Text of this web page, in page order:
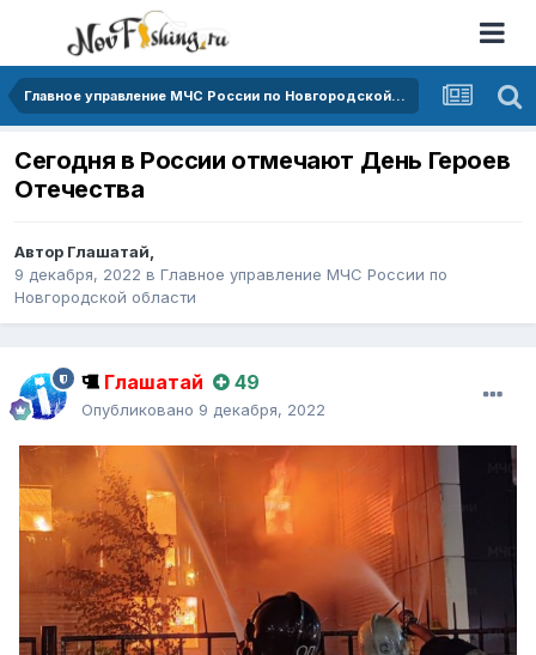
Главное управление МЧС России по Новгородской области
Сегодня в России отмечают День Героев
Отечества
Автор Глашатай,
9 декабря, 2022 в Главное управление МЧС России по
Новгородской области
Глашатай 49
Опубликовано 9 декабря, 2022